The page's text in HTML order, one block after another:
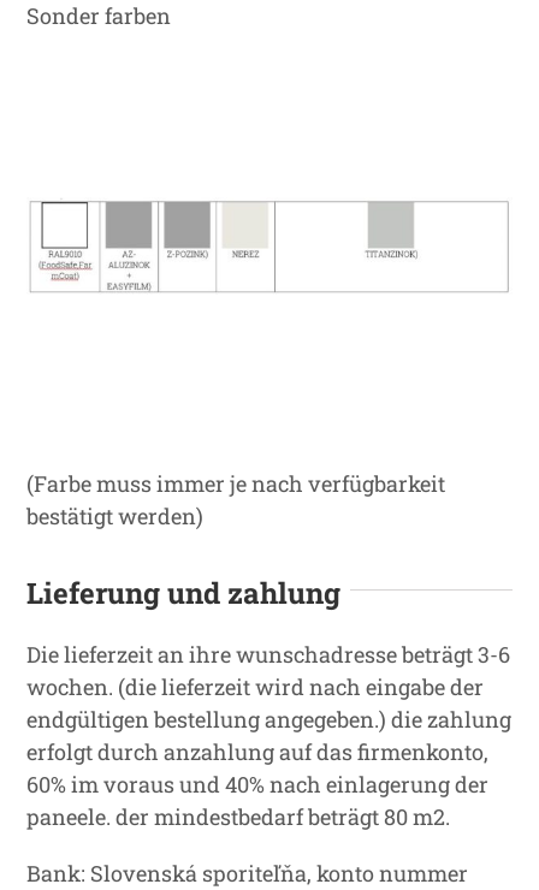
Sonder farben
(Farbe muss immer je nach verfügbarkeit
bestätigt werden)
Lieferung und zahlung
Die lieferzeit an ihre wunschadresse beträgt 3-6
wochen. (die lieferzeit wird nach eingabe der
endgültigen bestellung angegeben.) die zahlung
erfolgt durch anzahlung auf das firmenkonto,
60% im voraus und 40% nach einlagerung der
paneele. der mindestbedarf beträgt 80 m2.
Bank: Slovenská sporiteľňa, konto nummer